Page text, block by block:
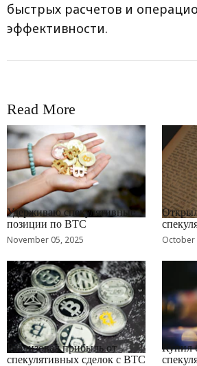
быстрых расчетов и
эффективности.
Read More
RRCNEWS_RU
Удерживаю спекулятивные
позиции по BTC
November 05, 2025
October
RRCNEWS_RU
Реализовал прибыль от
спекулятивных сделок с BTC
Купил